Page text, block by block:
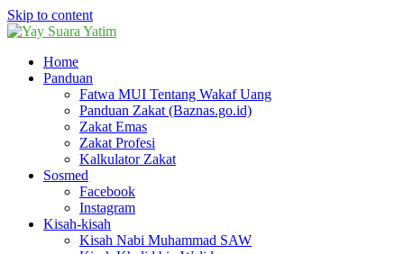
Skip to content
Home
Panduan
Fatwa MUI Tentang Wakaf Uang
Panduan Zakat (Baznas.go.id)
Zakat Emas
Zakat Profesi
Kalkulator Zakat
Sosmed
Facebook
Instagram
Kisah-kisah
Kisah Nabi Muhammad SAW